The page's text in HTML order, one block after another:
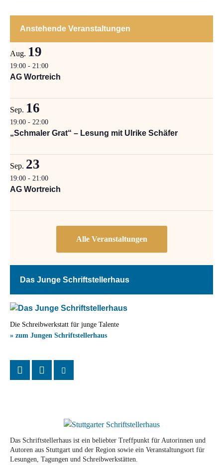
Anstehende Veranstaltungen
Aug. 19
19:00 - 21:00
AG Wortreich
Sep. 16
19:00 - 22:00
„Schmaler Grat“ – Lesung mit Ulrike Schäfer
Sep. 23
19:00 - 21:00
AG Wortreich
Das Junge Schriftstellerhaus
Die Schreibwerkstatt für junge Talente
» zum Jungen Schriftstellerhaus
Das Schriftstellerhaus ist ein beliebter Treffpunkt für Autorinnen und
Autoren aus Stuttgart und der Region sowie ein Veranstaltungsort für
Lesungen, Tagungen und Schreibwerkstätten.